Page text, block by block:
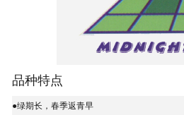
品种特点
●绿期长，春季返青早